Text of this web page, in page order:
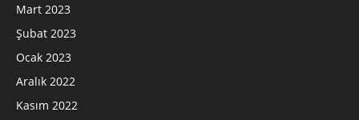
Mart 2023
Şubat 2023
Ocak 2023
Aralık 2022
Kasım 2022